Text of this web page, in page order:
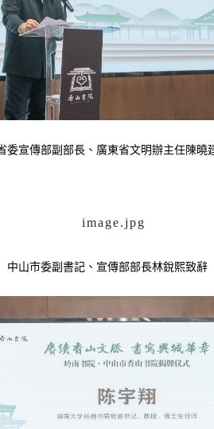
委宣傳部副部長、廣東省文明辦主任陳曉
中山市委副書記、宣傳部部長林銳熙致辭